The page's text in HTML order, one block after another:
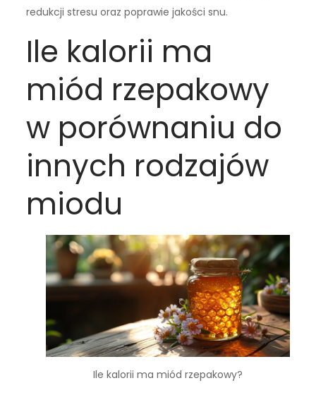
redukcji stresu oraz poprawie jakości snu.
Ile kalorii ma
miód rzepakowy
w porównaniu do
innych rodzajów
miodu
Ile kalorii ma miód rzepakowy?